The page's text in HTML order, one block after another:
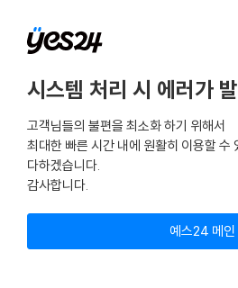
시스템 처리 시 에러가
고객님들의 불편을 최소화 하기 위해서
최대한 빠른 시간 내에 원활히 이용할 수
다하겠습니다.
감사합니다.
예스24 메인